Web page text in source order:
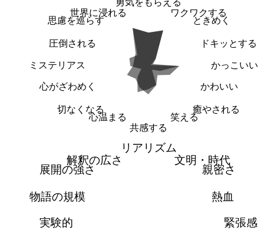
勇気をもらえる
ワクワクする
ときめく
ドキッとする
かっこいい
かわいい
癒やされる
笑える
共感する
心温まる
切なくなる
心がざわめく
ミステリアス
圧倒される
思慮を巡らす
世界に浸れる
リアリズム
文明・時代
親密さ
熱血
緊張感
実験的
物語の規模
展開の強さ
解釈の広さ